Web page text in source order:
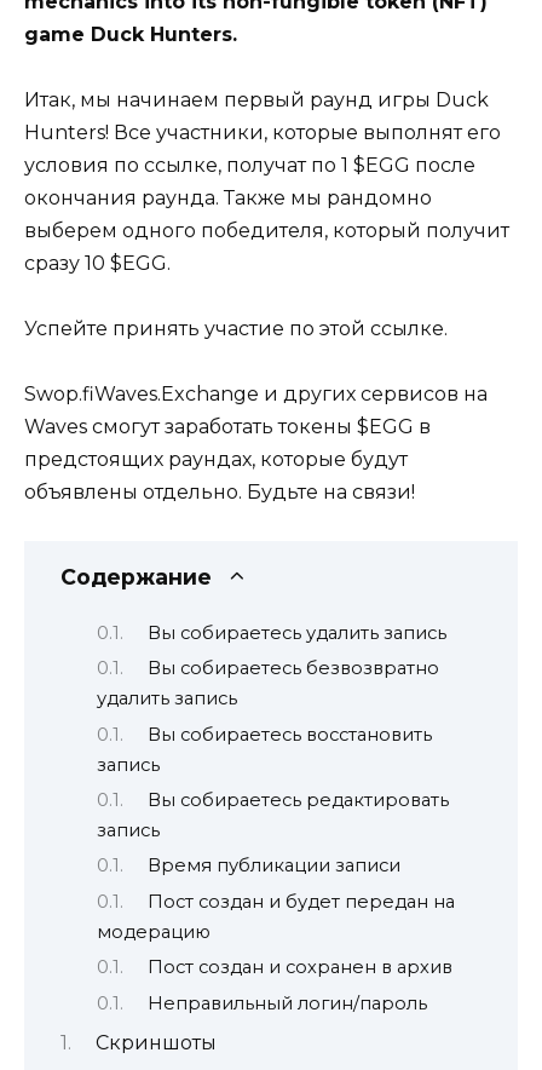
game Duck Hunters.
Итак, мы начинаем первый раунд игры Duck
Hunters! Все участники, которые выполнят его
условия по ссылке, получат по 1 $EGG после
окончания раунда. Также мы рандомно
выберем одного победителя, который получит
сразу 10 $EGG.
Успейте принять участие по этой ссылке.
Swop.fiWaves.Exchange и других сервисов на
Waves смогут заработать токены $EGG в
предстоящих раундах, которые будут
объявлены отдельно. Будьте на связи!
Содержание
Вы собираетесь удалить запись
Вы собираетесь безвозвратно
удалить запись
Вы собираетесь восстановить
запись
Вы собираетесь редактировать
запись
Время публикации записи
Пост создан и будет передан на
модерацию
Пост создан и сохранен в архив
Неправильный логин/пароль
Скриншоты